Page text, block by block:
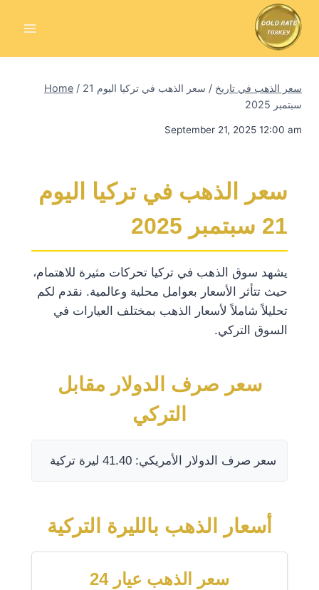
Home / سعر الذهب في تاريخ /
سعر الذهب في تركيا اليوم 21
سبتمبر 2025
September 21, 2025 12:00 am
سعر الذهب في تركيا اليوم
21 سبتمبر 2025
يشهد سوق الذهب في تركيا تحركات مثيرة للاهتمام،
حيث تتأثر الأسعار بعوامل محلية وعالمية. نقدم لكم
تحليلاً شاملاً لأسعار الذهب بمختلف العيارات في
السوق التركي.
سعر صرف الدولار مقابل
التركي
سعر صرف الدولار الأمريكي: 41.40 ليرة تركية
أسعار الذهب بالليرة التركية
سعر الذهب عيار 24